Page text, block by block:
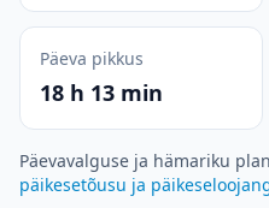
Päeva pikkus
18 h 13 min
Päevavalguse ja hämariku
päikesetõusu ja